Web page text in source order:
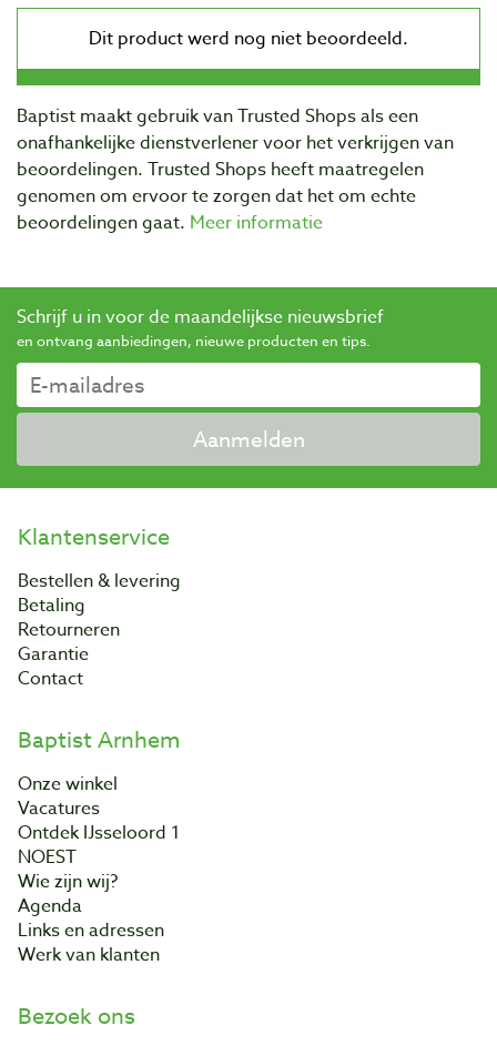
Baptist maakt gebruik van Trusted Shops als een
onafhankelijke dienstverlener voor het verkrijgen van
beoordelingen. Trusted Shops heeft maatregelen
genomen om ervoor te zorgen dat het om echte
beoordelingen gaat. Meer informatie
Schrijf u in voor de maandelijkse nieuwsbrief
en ontvang aanbiedingen, nieuwe producten en tips.
Aanmelden
Klantenservice
Bestellen & levering
Betaling
Retourneren
Garantie
Contact
Baptist Arnhem
Onze winkel
Vacatures
Ontdek IJsseloord 1
NOEST
Wie zijn wij?
Agenda
Links en adressen
Werk van klanten
Bezoek ons